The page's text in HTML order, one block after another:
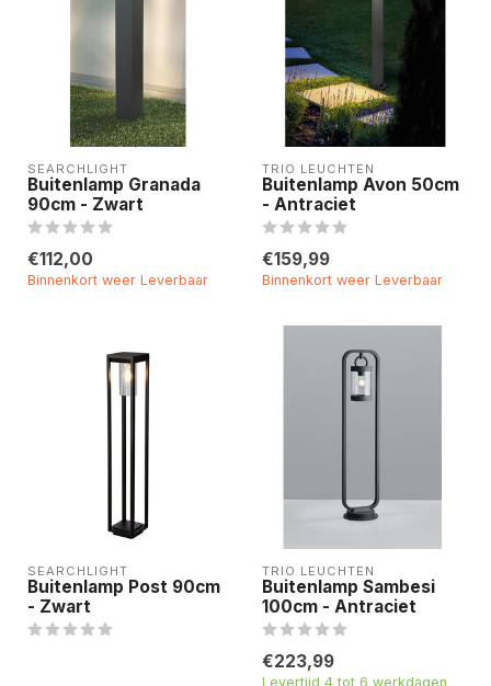
SEARCHLIGHT
Buitenlamp Granada
90cm - Zwart
€112,00
Binnenkort weer Leverbaar
TRIO LEUCHTEN
Buitenlamp Avon 50cm
- Antraciet
€159,99
Binnenkort weer Leverbaar
SEARCHLIGHT
Buitenlamp Post 90cm
- Zwart
TRIO LEUCHTEN
Buitenlamp Sambesi
100cm - Antraciet
€223,99
Levertijd 4 tot 6 werkdagen